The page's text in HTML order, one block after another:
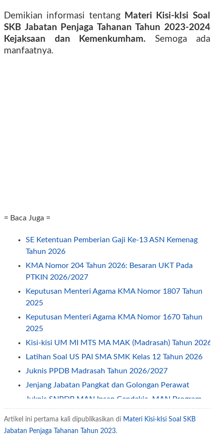
Demikian informasi tentang Materi Kisi-kIsi Soal
SKB Jabatan Penjaga Tahanan Tahun 2023-2024
Kejaksaan dan Kemenkumham. Semoga ada
manfaatnya.
= Baca Juga =
SE Ketentuan Pemberian Gaji Ke-13 ASN Kemenag
Tahun 2026
KMA Nomor 204 Tahun 2026: Besaran UKT Pada
PTKIN 2026/2027
Keputusan Menteri Agama KMA Nomor 1807 Tahun
2025
Keputusan Menteri Agama KMA Nomor 1670 Tahun
2025
Kisi-kisi UM MI MTS MA MAK (Madrasah) Tahun 2026
Latihan Soal US PAI SMA SMK Kelas 12 Tahun 2026
Juknis PPDB Madrasah Tahun 2026/2027
Jenjang Jabatan Pangkat dan Golongan Perawat
Juknis SNPDB MAN Insan Cendekia, MAN Program
Keagamaan Dan MAKN Tahun Pelajaran 2026/2027
Latihan Soal Tes CPNS - PPPK Kebidanan
Artikel ini pertama kali dipublikasikan di Materi Kisi-kIsi Soal SKB
Jabatan Penjaga Tahanan Tahun 2023.